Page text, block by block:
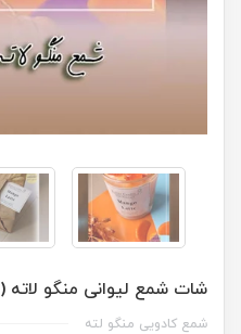
شات شمع لیوانی منگو لاته (Mango Latte Shot)
شمع کادویی منگو لته